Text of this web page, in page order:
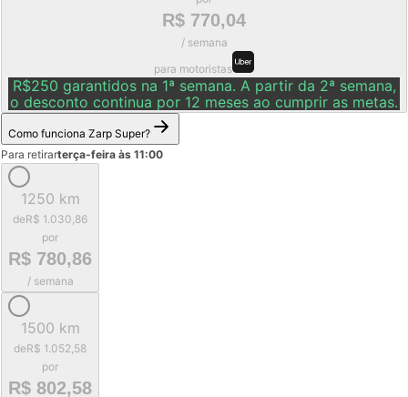
R$ 770,04
/ semana
para motoristas
R$250 garantidos na 1ª semana. A partir da 2ª semana,
o desconto continua por 12 meses ao cumprir as metas.
Como funciona Zarp Super?
Para retirarterça-feira às 11:00
1250 km
deR$ 1.030,86
por
R$ 780,86
/ semana
1500 km
deR$ 1.052,58
por
R$ 802,58